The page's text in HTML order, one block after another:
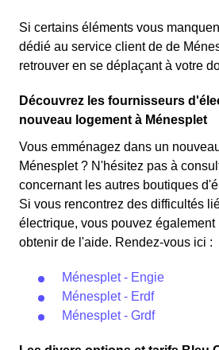
Si certains éléments vous
dédié au service client de de
retrouver en se déplaçant à votre
Découvrez les fournisseurs
nouveau logement à Ménesplet
Vous emménagez dans un
Ménesplet ? N'hésitez pas à
concernant les autres boutiques
Si vous rencontrez des difficultés
électrique, vous pouvez également
obtenir de l'aide. Rendez-vous ici :
Ménesplet - Engie
Ménesplet - Erdf
Ménesplet - Grdf